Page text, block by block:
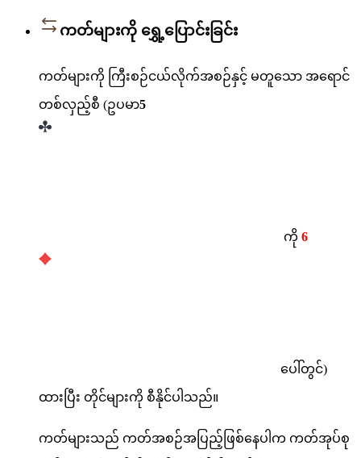
ကတ်များကို ရွှေ့ပြောင်းခြင်း
ကတ်များကို ကြီးစဉ်ငယ်လိုက်အစဉ်နှင့် မတူသော အရောင်
တစ်လှည့်စီ (ဥပမာ5
ကို 6
ပေါ်တွင်)
ထားပြီး တိုင်များကို စီနိုင်ပါသည်။
ကတ်များသည် ကတ်အစဉ်အပြည့်ဖြစ်နေပါက ကတ်အုပ်စု